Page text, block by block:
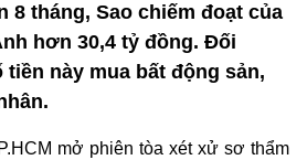
8 tháng, Sao chiếm đoạt của
hơn 30,4 tỷ đồng. Đối
này mua bất động sản,
mở phiên tòa xét xử sơ thẩm